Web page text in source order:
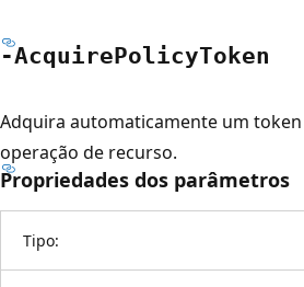
-AcquirePolicyToken
Adquira automaticamente um token
operação de recurso.
Propriedades dos parâmetros
Tipo: